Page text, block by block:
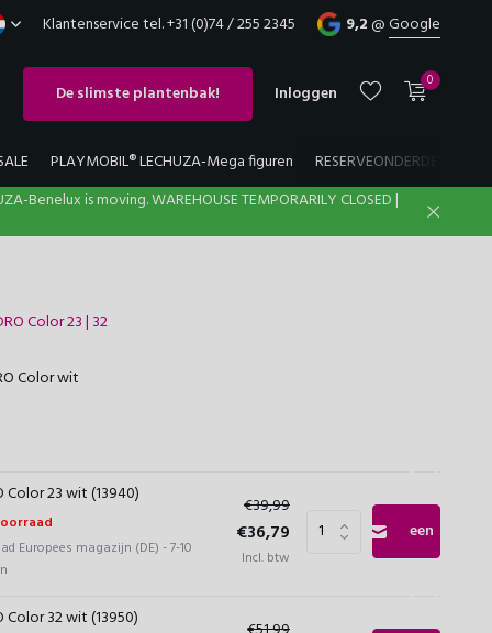
Klantenservice tel. +31 (0)74 / 255 2345 9,2@Google
De slimste plantenbak! Inloggen
0
PLAYMOBIL® LECHUZA-Mega figuren RESERVEONDERDELEN
Benelux is moving. WAREHOUSE TEMPORARILY CLOSED |
Color 23 | 32
Color wit
Color 23 wit (13940)
Europees magazijn (DE) - 7-10
€39,99
€36,79
Incl. btw
een
Color 32 wit (13950)